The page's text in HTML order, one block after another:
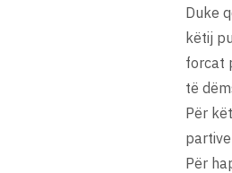
Duke
këtij
forcat
të
Për
Për